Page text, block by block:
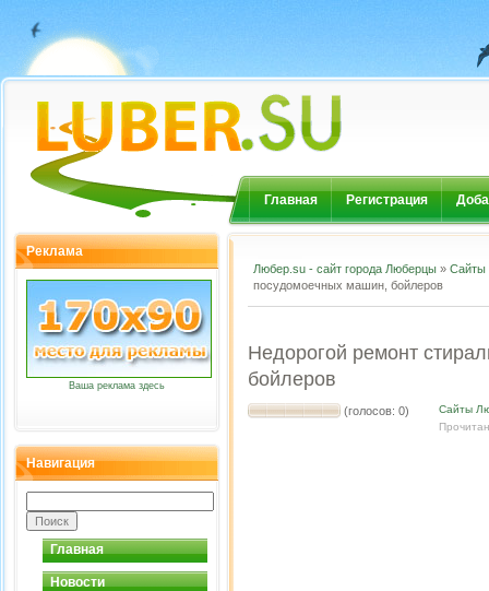
Главная Регистрация
Реклама
Ваша реклама здесь
Навигация
Главная
Новости
Любер.su - сайт города Люберцы » Сайты
посудомоечных машин, бойлеров
Недорогой ремонт
бойлеров
(голосов: 0)
Сайты